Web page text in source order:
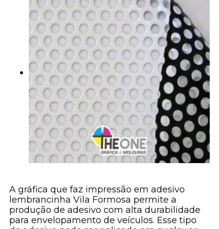
A gráfica que faz impressão em adesivo
lembrancinha Vila Formosa permite a
produção de adesivo com alta durabilidade
para envelopamento de veículos. Esse tipo